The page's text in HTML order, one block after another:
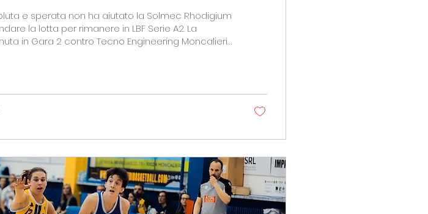
e sperata non ha aiutato la Solmec Rhodigium
la lotta per rimanere in LBF Serie A2. La
in Gara 2 contro Tecno Engineering Moncalieri
autrice di 11 dei suoi 18 punti totali nel solo
torinesi...